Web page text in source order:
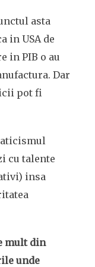
asta
in USA de
in PIB o au
Dar
pot fi
cu talente
insa
mult din
unde